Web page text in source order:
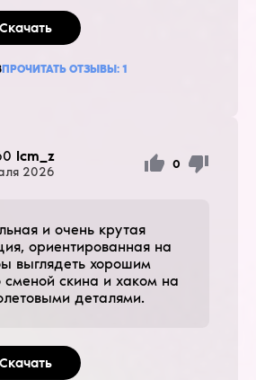
Скачать
ПРОЧИТАТЬ ОТЗЫВЫ: 1
lcm_z
2026
0
и очень крутая
ориентированная на
выглядеть хорошим
сменой скина и хаком на
деталями.
Скачать